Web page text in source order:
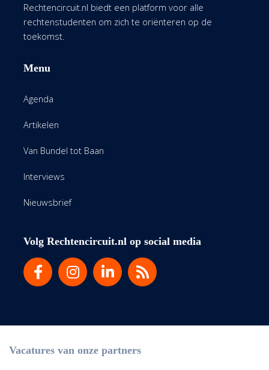
Rechtencircuit.nl biedt een platform voor alle
rechtenstudenten om zich te oriënteren op de
toekomst.
Menu
Agenda
Artikelen
Van Bundel tot Baan
Interviews
Nieuwsbrief
Volg Rechtencircuit.nl op social media
Vacatures van onze partners